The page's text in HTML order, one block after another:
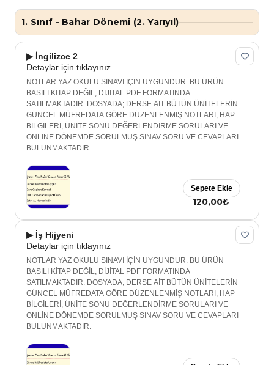
1. Sınıf - Bahar Dönemi (2. Yarıyıl)
▶ İngilizce 2
Detaylar için tıklayınız
NOTLAR YAZ OKULU SINAVI İÇİN UYGUNDUR. BU ÜRÜN
BASILI KİTAP DEĞİL, DİJİTAL PDF FORMATINDA
SATILMAKTADIR. DOSYADA; DERSE AİT BÜTÜN ÜNİTELERİN
GÜNCEL MÜFREDATA GÖRE DÜZENLENMİŞ NOTLARI, HAP
BİLGİLERİ, ÜNİTE SONU DEĞERLENDİRME SORULARI VE
ONLİNE DÖNEMDE SORULMUŞ SINAV SORU VE CEVAPLARI
BULUNMAKTADIR.
120,00₺
Sepete Ekle
▶ İş Hijyeni
Detaylar için tıklayınız
NOTLAR YAZ OKULU SINAVI İÇİN UYGUNDUR. BU ÜRÜN
BASILI KİTAP DEĞİL, DİJİTAL PDF FORMATINDA
SATILMAKTADIR. DOSYADA; DERSE AİT BÜTÜN ÜNİTELERİN
GÜNCEL MÜFREDATA GÖRE DÜZENLENMİŞ NOTLARI, HAP
BİLGİLERİ, ÜNİTE SONU DEĞERLENDİRME SORULARI VE
ONLİNE DÖNEMDE SORULMUŞ SINAV SORU VE CEVAPLARI
BULUNMAKTADIR.